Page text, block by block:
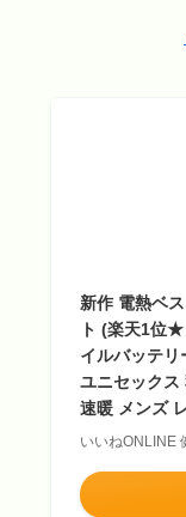
新作 電熱ベ
ト (楽天1位
イルバッテリ
ユニセックス
速暖 メンズ
いいねONLINE